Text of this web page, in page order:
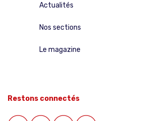
Actualités
Nos sections
Le magazine
Restons connectés